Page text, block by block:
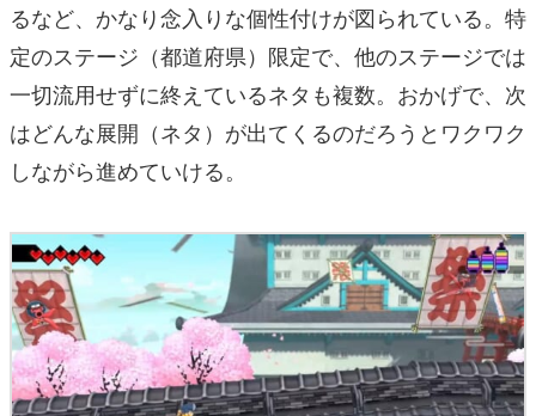
るなど、かなり念入りな個性付けが図られている。特
定のステージ（都道府県）限定で、他のステージでは
一切流用せずに終えているネタも複数。おかげで、次
はどんな展開（ネタ）が出てくるのだろうとワクワク
しながら進めていける。